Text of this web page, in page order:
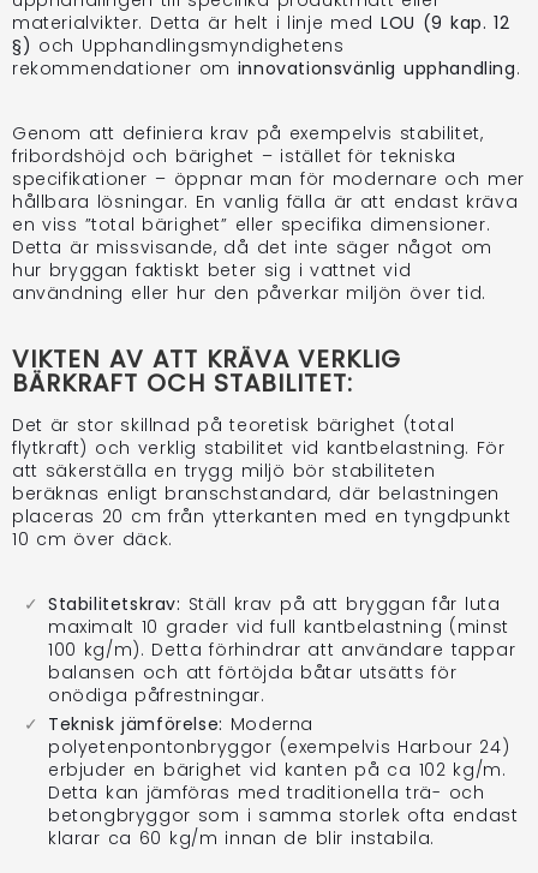
materialvikter. Detta är helt i linje medLOU (9 kap. 12
§) och Upphandlingsmyndighetens
rekommendationer om innovationsvänlig upphandling.
Genom att definiera krav på exempelvis stabilitet,
fribordshöjd och bärighet – istället för tekniska
specifikationer – öppnar man för modernare och mer
hållbara lösningar. En vanlig fälla är att endast kräva
en viss ”total bärighet” eller specifika dimensioner.
Detta är missvisande, då det inte säger något om
hur bryggan faktiskt beter sig i vattnet vid
användning eller hur den påverkar miljön över tid.
VIKTEN AV ATT KRÄVA VERKLIG
BÄRKRAFT OCH STABILITET:
Det är stor skillnad på teoretisk bärighet (total
flytkraft) och verklig stabilitet vid kantbelastning. För
att säkerställa en trygg miljö bör stabiliteten
beräknas enligt branschstandard, där belastningen
placeras 20 cm från ytterkanten med en tyngdpunkt
10 cm över däck.
Stabilitetskrav: Ställ krav på att bryggan får luta
maximalt 10 grader vid full kantbelastning (minst
100 kg/m). Detta förhindrar att användare tappar
balansen och att förtöjda båtar utsätts för
onödiga påfrestningar.
Teknisk jämförelse: Moderna
polyetenpontonbryggor (exempelvis Harbour 24)
erbjuder en bärighet vid kanten på ca 102 kg/m.
Detta kan jämföras med traditionella trä- och
betongbryggor som i samma storlek ofta endast
klarar ca 60 kg/m innan de blir instabila.